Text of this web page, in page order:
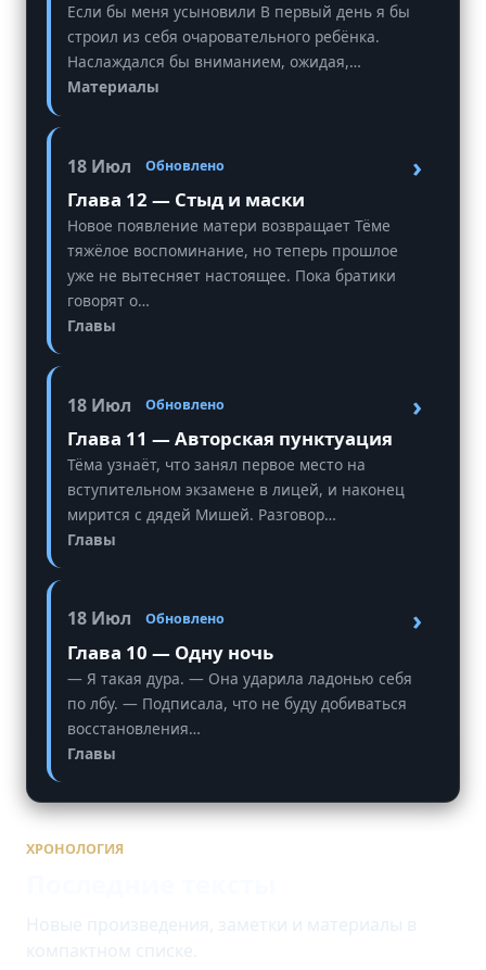
Если бы меня усыновили В первый день я бы
строил из себя очаровательного ребёнка.
Наслаждался бы вниманием, ожидая,…
Материалы
18 Июл Обновлено
Глава 12 — Стыд и маски
Новое появление матери возвращает Тёме
тяжёлое воспоминание, но теперь прошлое
уже не вытесняет настоящее. Пока братики
говорят о…
Главы
›
18 Июл Обновлено
Глава 11 — Авторская пунктуация
Тёма узнаёт, что занял первое место на
вступительном экзамене в лицей, и наконец
мирится с дядей Мишей. Разговор…
Главы
›
18 Июл Обновлено
Глава 10 — Одну ночь
— Я такая дура. — Она ударила ладонью себя
по лбу. — Подписала, что не буду добиваться
восстановления…
Главы
›
ХРОНОЛОГИЯ